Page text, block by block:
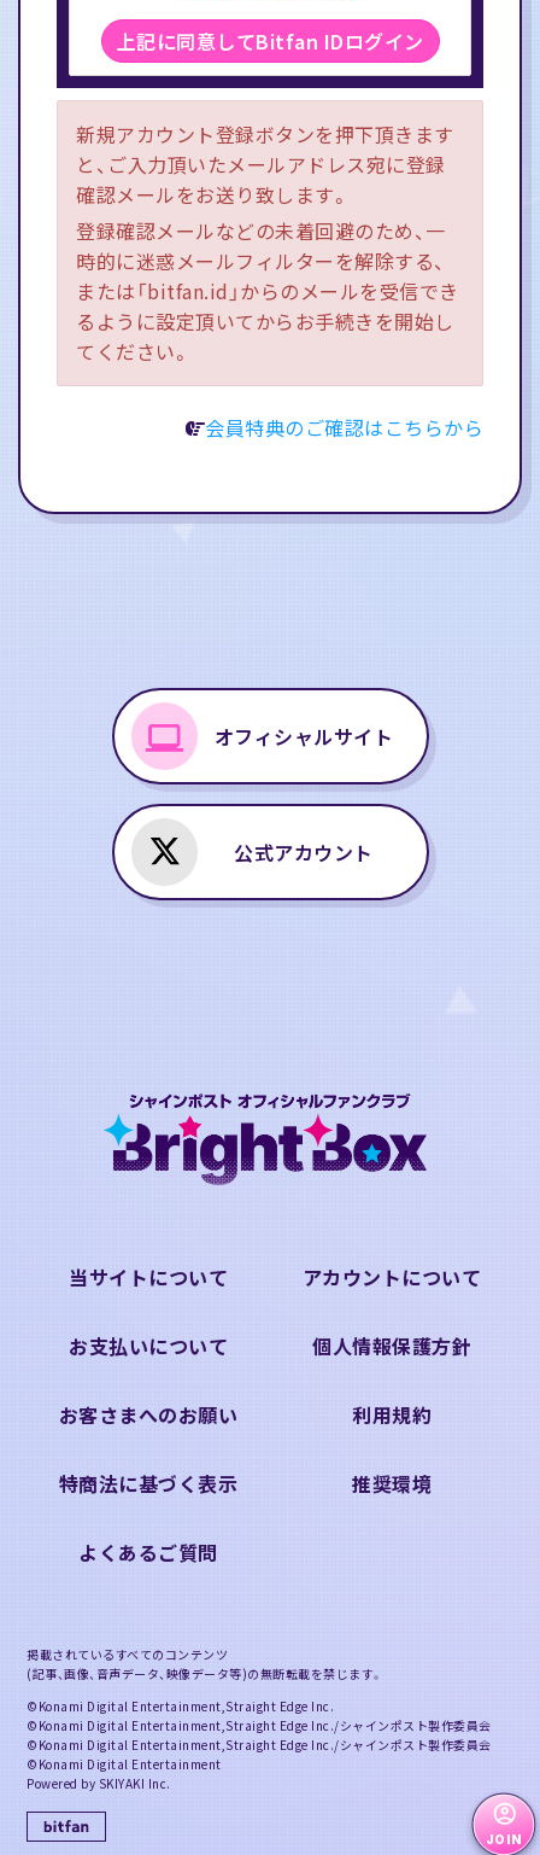
JOIN
上記に同意してBitfan IDログイン
新規アカウント登録ボタンを押下頂きます
と、ご入力頂いたメールアドレス宛に登録
確認メールをお送り致します。
登録確認メールなどの未着回避のため、一
時的に迷惑メールフィルターを解除する、
または「bitfan.id」からのメールを受信でき
るように設定頂いてからお手続きを開始し
てください。
会員特典のご確認はこちらから
オフィシャルサイト
公式アカウント
当サイトについて アカウントについて
お支払いについて 個人情報保護方針
お客さまへのお願い 利用規約
特商法に基づく表示 推奨環境
よくあるご質問
掲載されているすべてのコンテンツ
(記事、画像、音声データ、映像データ等)の無断転載を禁じます。
©Konami Digital Entertainment,Straight Edge Inc.
©Konami Digital Entertainment,Straight Edge Inc./シャインポスト製作委員会
©Konami Digital Entertainment,Straight Edge Inc./シャインポスト製作委員会
©Konami Digital Entertainment
Powered by SKIYAKI Inc.